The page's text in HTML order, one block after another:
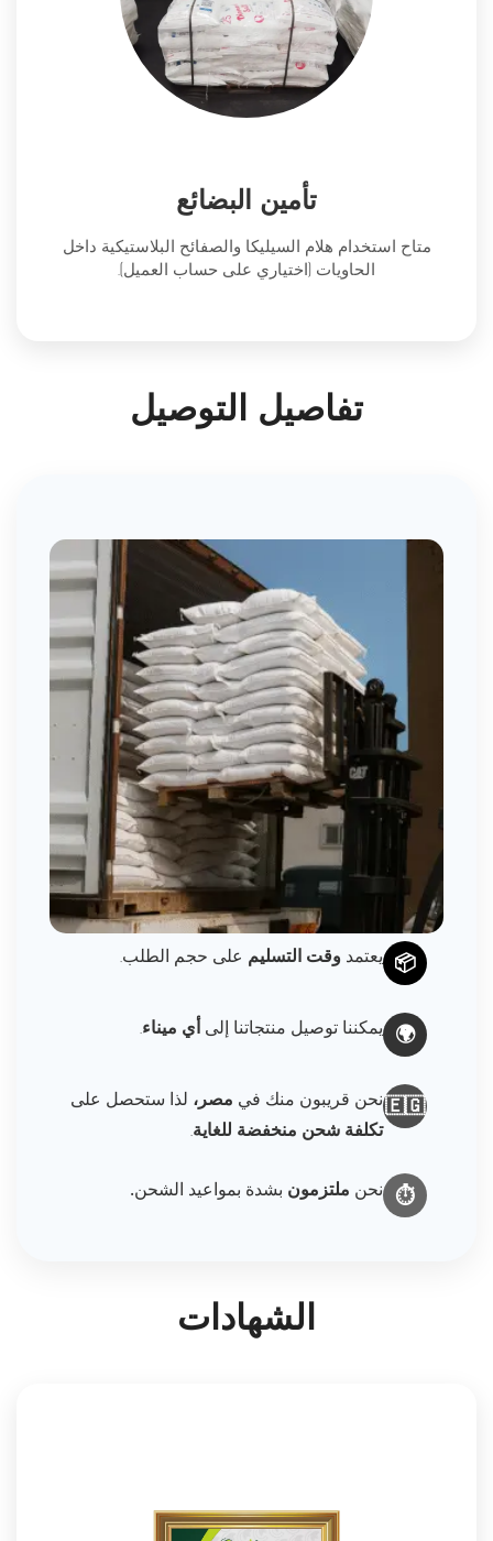
تأمين البضائع
متاح استخدام هلام السيليكا والصفائح البلاستيكية داخل
الحاويات (اختياري على حساب العميل).
تفاصيل التوصيل
📦 يعتمد وقت التسليم على حجم الطلب.
🌍 يمكننا توصيل منتجاتنا إلى أي ميناء.
🇪🇬نحن قريبون منك في مصر، لذا ستحصل على
تكلفة شحن منخفضة للغاية.
⏱️ نحن ملتزمون بشدة بمواعيد الشحن.
الشهادات